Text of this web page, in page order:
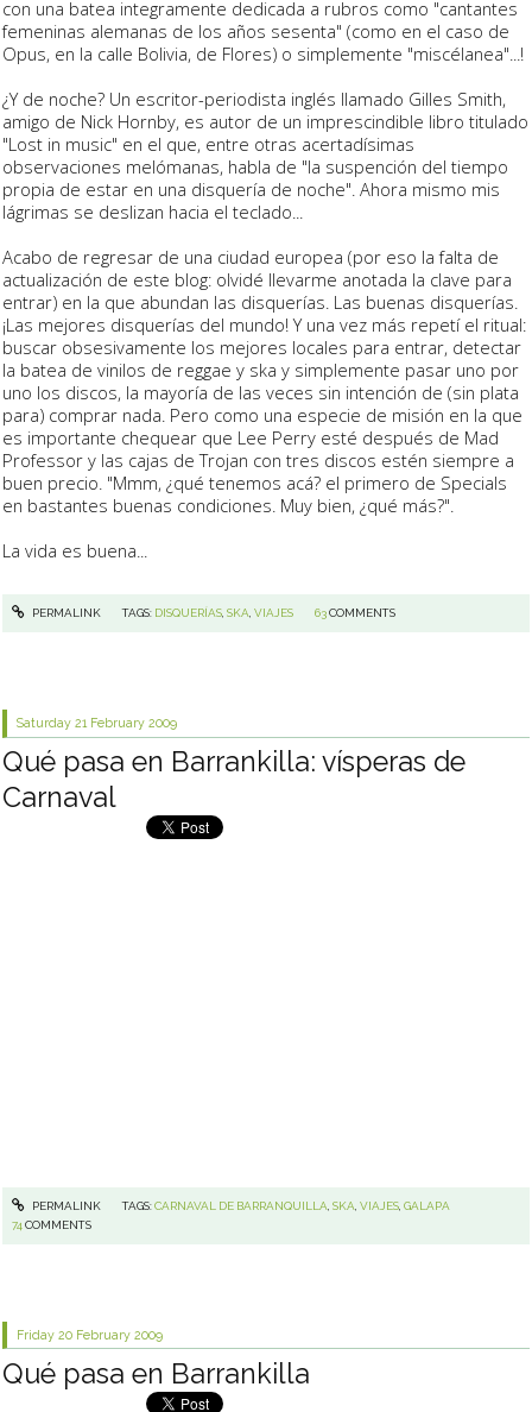
con una batea integramente dedicada a rubros como "cantantes
femeninas alemanas de los años sesenta" (como en el caso de
Opus, en la calle Bolivia, de Flores) o simplemente "miscélanea"...!
¿Y de noche? Un escritor-periodista inglés llamado Gilles Smith,
amigo de Nick Hornby, es autor de un imprescindible libro titulado
"Lost in music" en el que, entre otras acertadísimas
observaciones melómanas, habla de "la suspención del tiempo
propia de estar en una disquería de noche". Ahora mismo mis
lágrimas se deslizan hacia el teclado...
Acabo de regresar de una ciudad europea (por eso la falta de
actualización de este blog: olvidé llevarme anotada la clave para
entrar) en la que abundan las disquerías. Las buenas disquerías.
¡Las mejores disquerías del mundo! Y una vez más repetí el ritual:
buscar obsesivamente los mejores locales para entrar, detectar
la batea de vinilos de reggae y ska y simplemente pasar uno por
uno los discos, la mayoría de las veces sin intención de (sin plata
para) comprar nada. Pero como una especie de misión en la que
es importante chequear que Lee Perry esté después de Mad
Professor y las cajas de Trojan con tres discos estén siempre a
buen precio. "Mmm, ¿qué tenemos acá? el primero de Specials
en bastantes buenas condiciones. Muy bien, ¿qué más?".
La vida es buena...
PERMALINK TAGS: DISQUERÍAS, SKA VIAJES 63COMMENTS
Saturday 21 February 2009
Qué pasa en Barrankilla: vísperas de
Carnaval
PERMALINK TAGS:CARNAVAL DE BARRANQUILLA SKA VIAJES, GALAPA
74 COMMENTS
Friday 20 February 2009
Qué pasa en Barrankilla